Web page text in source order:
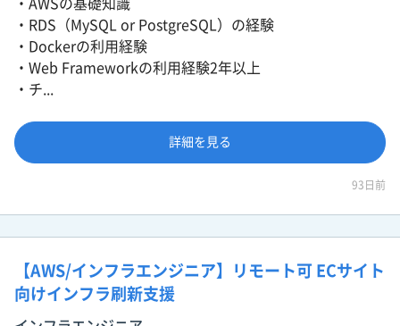
・AWSの基礎知識
・RDS（MySQL or PostgreSQL）の経験
・Dockerの利用経験
・Web Frameworkの利用経験2年以上
・チ...
詳細を見る
93日前
【AWS/インフラエンジニア】リモート可 ECサイト
向けインフラ刷新支援